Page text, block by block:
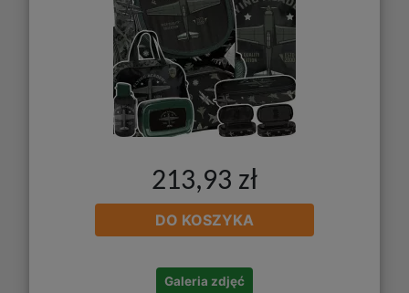
213,93 zł
DO KOSZYKA
Galeria zdjęć